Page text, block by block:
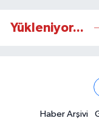
Yükleniyor...
Haber Arşivi